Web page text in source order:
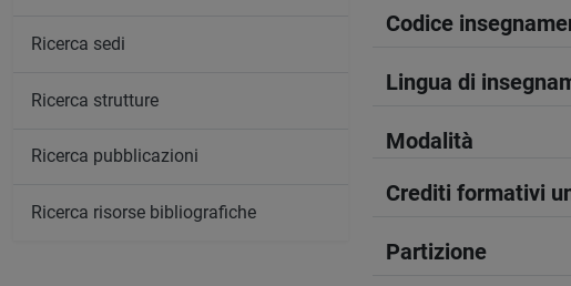
Codice
Lingua di
Modalità
Crediti formativi
Partizione
Ricerca sedi
Ricerca strutture
Ricerca pubblicazioni
Ricerca risorse bibliografiche